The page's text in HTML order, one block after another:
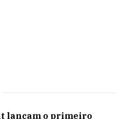
lançam o primeiro